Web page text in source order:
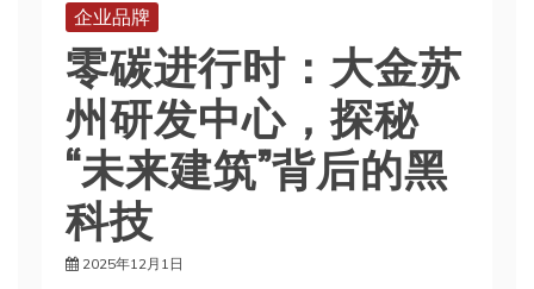
企业品牌
零碳进行时：大金苏
州研发中心，探秘
“未来建筑”背后的黑
科技
2025年12月1日